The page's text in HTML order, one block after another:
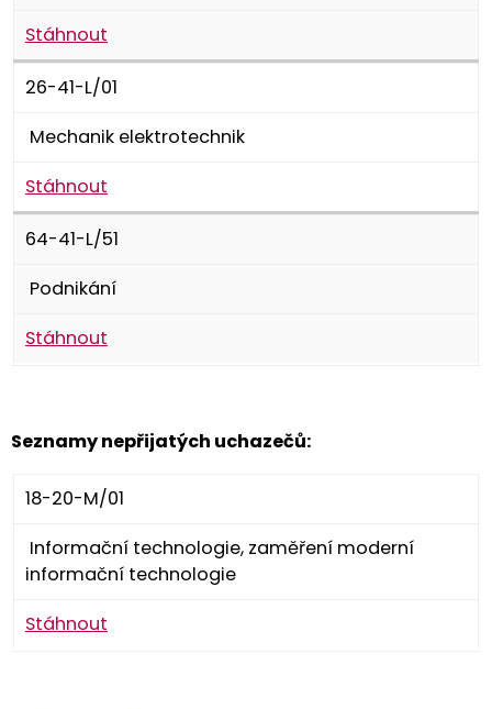
Stáhnout
26-41-L/01
Mechanik elektrotechnik
Stáhnout
64-41-L/51
Podnikání
Stáhnout
Seznamy nepřijatých uchazečů:
18-20-M/01
Informační technologie, zaměření moderní
informační technologie
Stáhnout